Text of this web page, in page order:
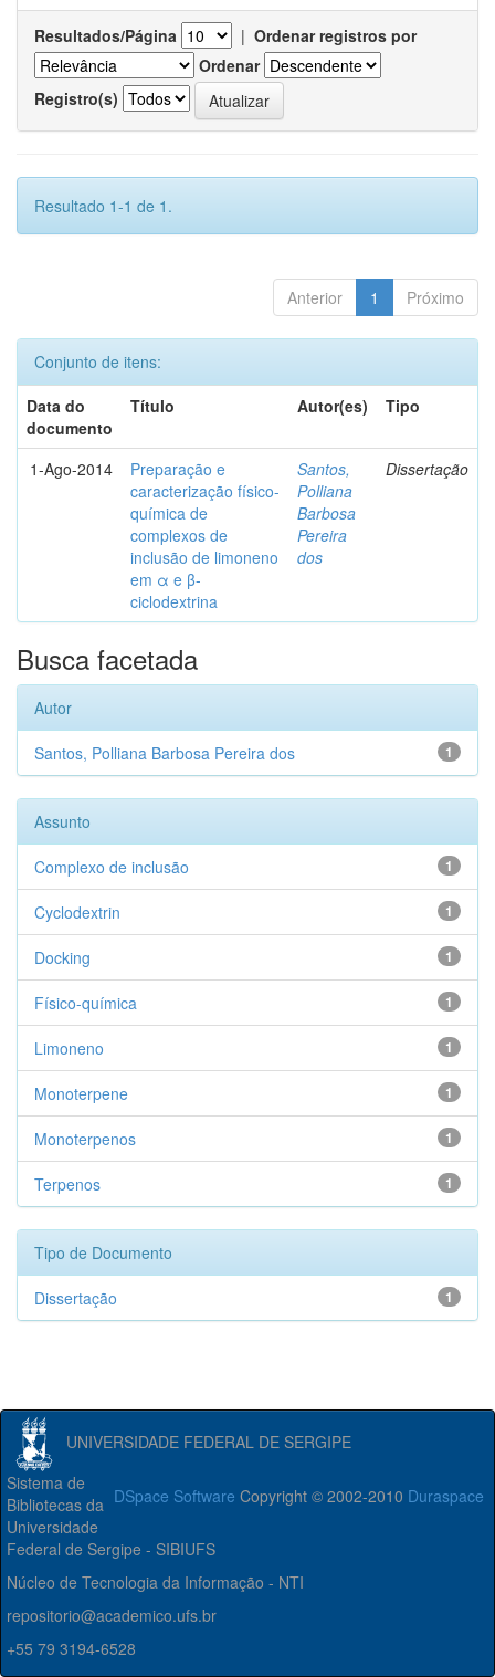
Resultados/Página | Ordenar registros por
Ordenar
Registro(s)
Resultado 1-1 de 1.
Anterior 1 Próximo
Conjunto de itens:
Data do
documento
Título Autor(es) Tipo
1-Ago-2014
Preparação e
caracterização físico-
química de
complexos de
inclusão de limoneno
em α e β-
ciclodextrina
Santos,
Polliana
Barbosa
Pereira
dos
Dissertação
Busca facetada
Autor
1
Santos, Polliana Barbosa Pereira dos
Assunto
1
Complexo de inclusão
1
Cyclodextrin
1
Docking
1
Físico-química
1
Limoneno
1
Monoterpene
1
Monoterpenos
1
Terpenos
Tipo de Documento
1
Dissertação
UNIVERSIDADE FEDERAL DE SERGIPE
DSpace Software Copyright © 2002-2010 Duraspace
Sistema de
Bibliotecas da
Universidade
Federal de Sergipe - SIBIUFS
Núcleo de Tecnologia da Informação - NTI
repositorio@academico.ufs.br
+55 79 3194-6528